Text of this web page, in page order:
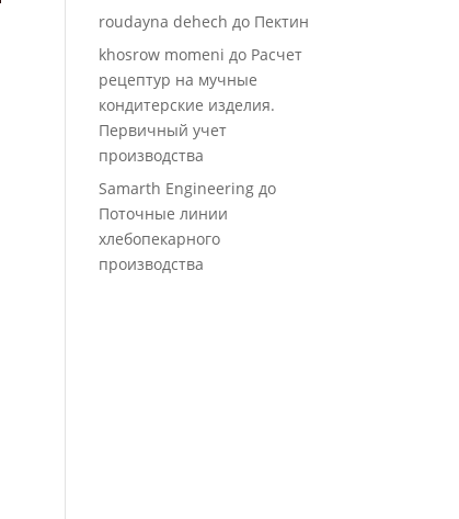
roudayna dehech до Пектин
khosrow momeni до Расчет
рецептур на мучные
кондитерские изделия.
Первичный учет
производства
Samarth Engineering до
Поточные линии
хлебопекарного
производства